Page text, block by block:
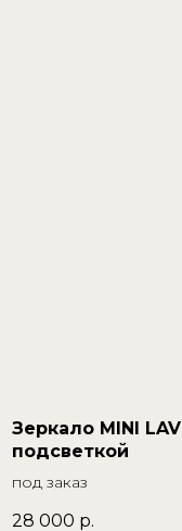
Зеркало MINI
подсветкой
под заказ
28 000 р.